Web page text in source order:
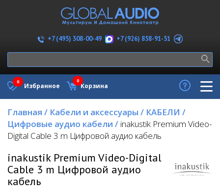
+7 (495) 308-00-49 +7 (926) 858-91-51
Избранное
0
Корзина
0
Главная / Кабели и аксессуары / КАБЕЛИ /
Цифровые аудио кабели / inakustik Premium Video-
Digital Cable 3 m Цифровой аудио кабель
inakustik Premium Video-Digital
Cable 3 m Цифровой аудио
кабель